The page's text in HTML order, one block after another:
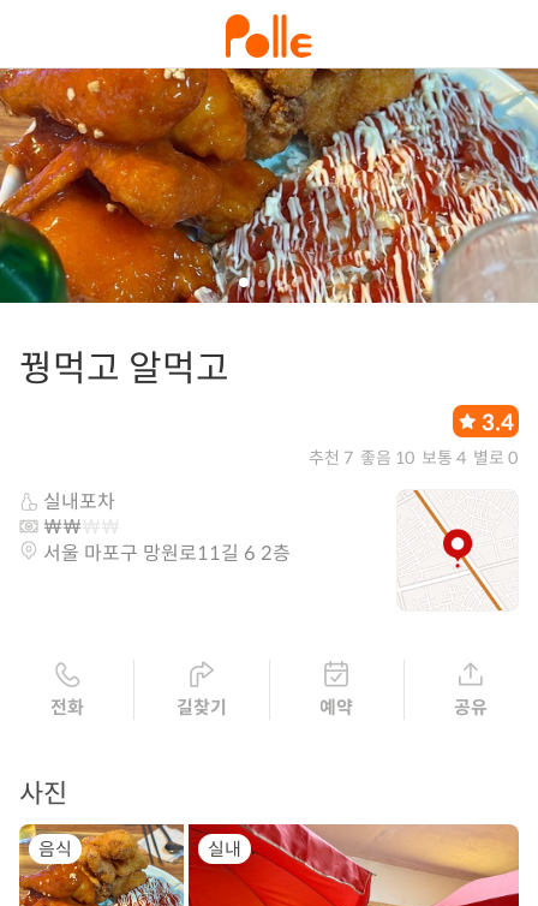
꿩먹고 알먹고
3.4
추천 7 좋음 10 보통 4 별로 0
실내포차
서울 마포구 망원로11길 6 2층
전화 길찾기 예약 공유
사진
음식 실내